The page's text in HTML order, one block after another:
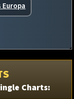
Europa
Charts: